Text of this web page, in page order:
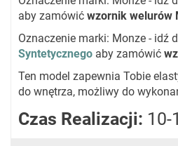
aby zamówić wzornik welurów
Oznaczenie marki: Monze - idź
Syntetycznego aby zamówić
Ten model zapewnia Tobie
do wnętrza, możliwy do
Czas Realizacji: 10-